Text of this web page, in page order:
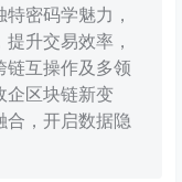
密码学魅力，
升交易效率，
链互操作及多领
企区块链新变
合，开启数据隐